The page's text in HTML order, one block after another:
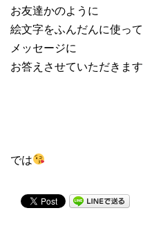
お友達かのように
絵文字をふんだんに使って
メッセージに
お答えさせていただきます
では